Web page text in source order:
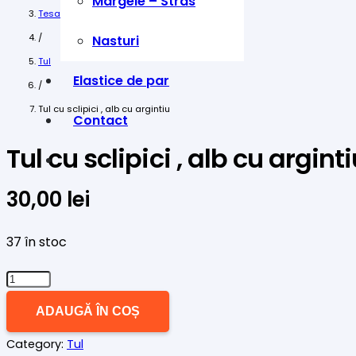
Nasturi
Elastice de par
Contact
Tesaturi
/
Tul
/
Tul cu sclipici , alb cu argintiu
Tul cu sclipici , alb cu
30,00 lei
37 în stoc
Cantitate
cu
sclipici
ADAUGĂ ÎN COȘ
Category: Tul